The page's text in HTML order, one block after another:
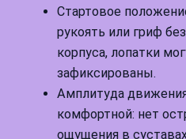
Стартовое
рукоять или гриф
корпуса, лопатки
зафиксированы.
Амплитуда
комфортной: нет
ощущения в